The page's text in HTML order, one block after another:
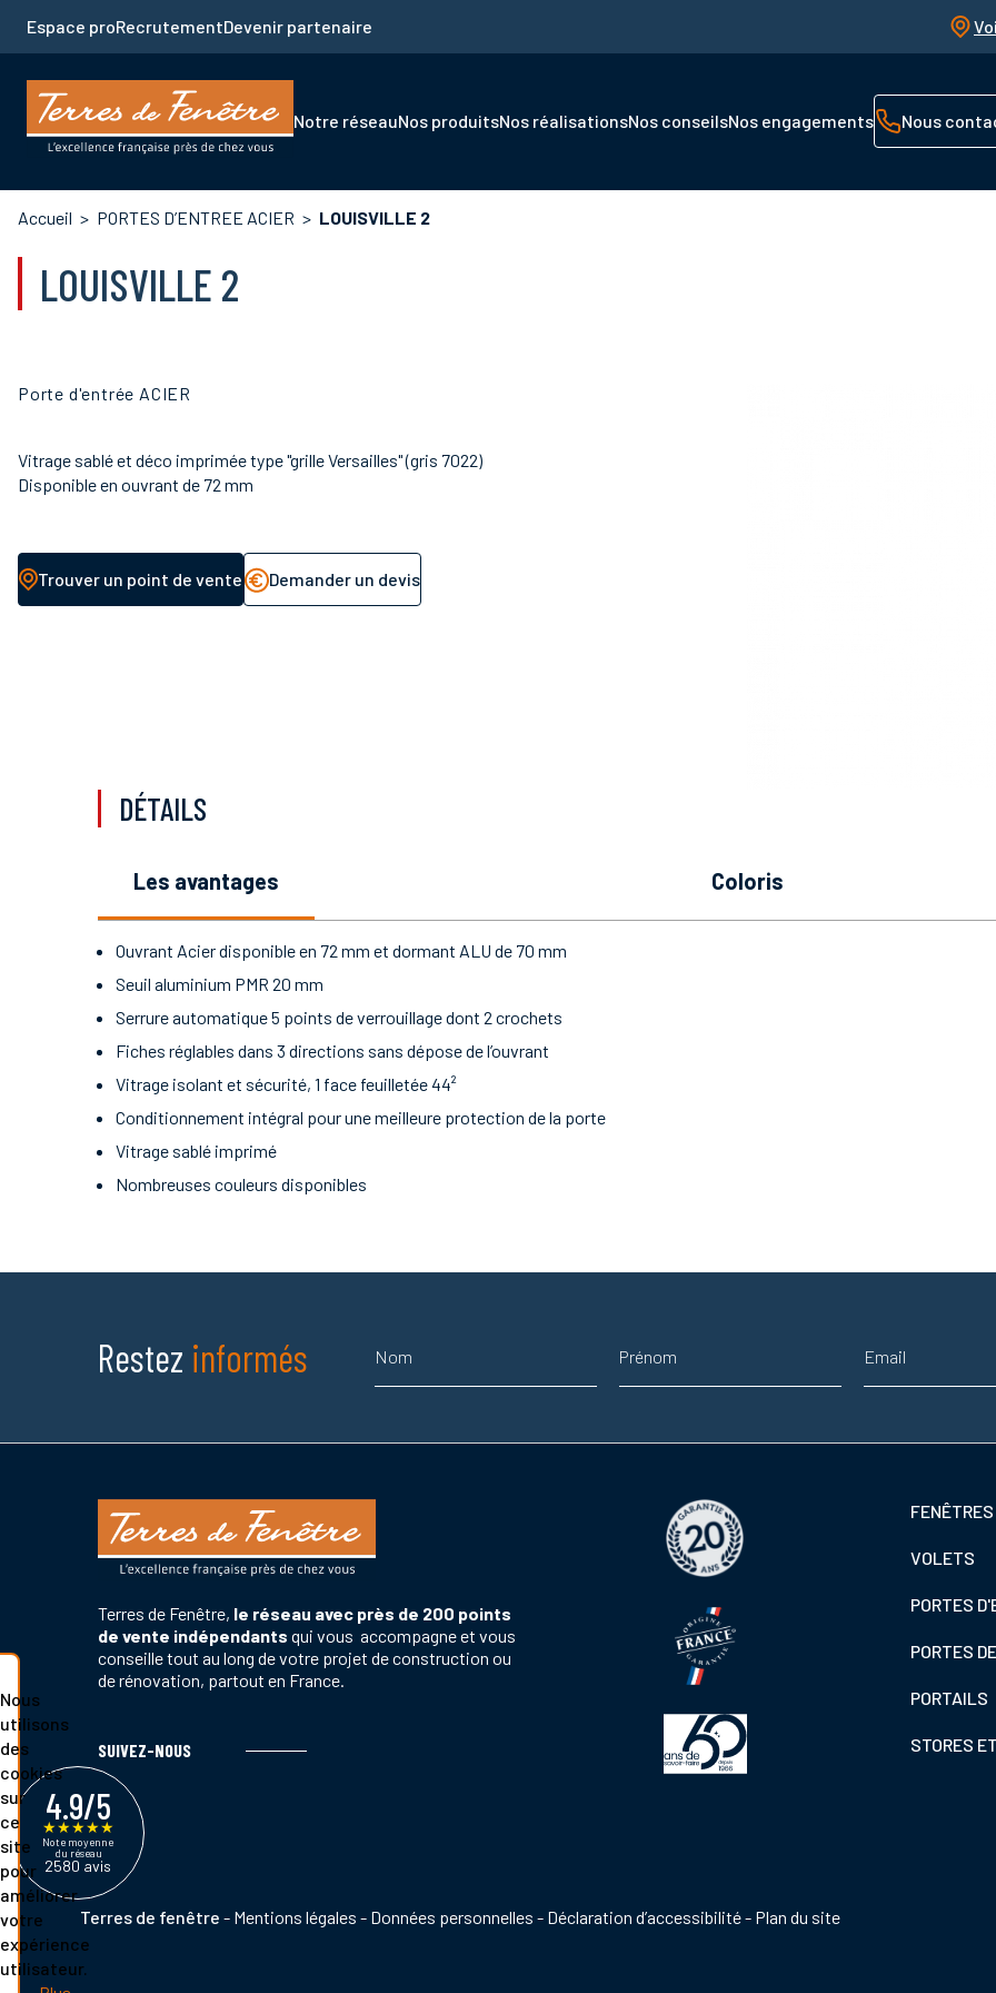
contenu
principal
Espace proRecrutementDevenir partenaire
Navigation
Notre réseauNos produitsNos réalisationsNos conseilsNos engagements Nous
Fil
Accueil PORTES D’ENTREE ACIER LOUISVILLE 2
LOUISVILLE 2
Porte d'entrée ACIER
Vitrage sablé et déco imprimée type "grille Versailles" (gris 7022)
Disponible en ouvrant de 72 mm
Trouver un point de vente Demander un devis
DÉTAILS
les avantages coloris
Ouvrant Acier disponible en 72 mm et dormant ALU de 70 mm
Seuil aluminium PMR 20 mm
Serrure automatique 5 points de verrouillage dont 2 crochets
Fiches réglables dans 3 directions sans dépose de l’ouvrant
Vitrage isolant et sécurité, 1 face feuilletée 44²
Conditionnement intégral pour une meilleure protection de la porte
Vitrage sablé imprimé
Nombreuses couleurs disponibles
Restez informés
Terres de Fenêtre, le réseau avec près de 200 points
de vente indépendants qui vous accompagne et vous
conseille tout au long de votre projet de construction ou
de rénovation, partout en France.
SUIVEZ-NOUS
Footer
de
FENÊTRES
VOLETS
PORTES
PORTES
PORTAILS
STORES
Pied
de
page
Terres de fenêtre Mentions légales Données personnelles Déclaration d’accessibilité Plan du site
4.9/5
★★★★★
Note moyenne
du réseau
2580 avis
Nous
utilisons
des
cookies
sur
ce
site
pour
améliorer
votre
expérience
utilisateur.